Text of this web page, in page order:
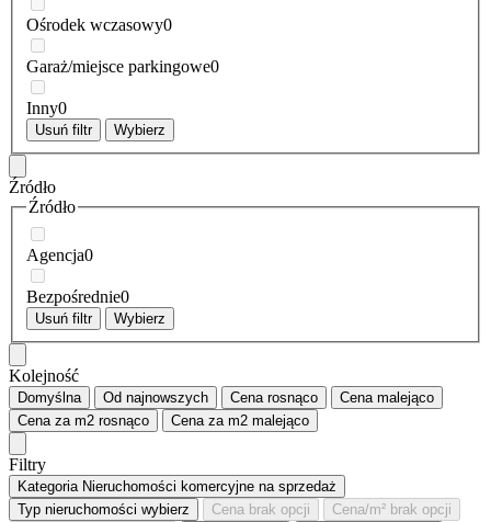
Ośrodek wczasowy0
Garaż/miejsce parkingowe0
Inny0
Usuń filtr Wybierz
Źródło
Źródło
Agencja0
Bezpośrednie0
Usuń filtr Wybierz
Kolejność
Domyślna Od najnowszych Cena rosnąco Cena malejąco
Cena za m2 rosnąco Cena za m2 malejąco
Filtry
Kategoria Nieruchomości komercyjne na sprzedaż
Typ nieruchomości wybierz Cena brak opcji Cena/m² brak opcji